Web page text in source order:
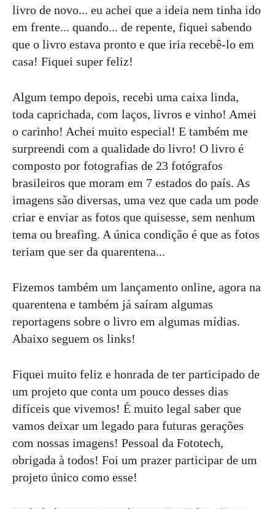
livro de novo... eu achei que a ideia nem tinha ido
em frente... quando... de repente, fiquei sabendo
que o livro estava pronto e que iria recebê-lo em
casa! Fiquei super feliz!
Algum tempo depois, recebi uma caixa linda,
toda caprichada, com laços, livros e vinho! Amei
o carinho! Achei muito especial! E também me
surpreendi com a qualidade do livro! O livro é
composto por fotografias de 23 fotógrafos
brasileiros que moram em 7 estados do país. As
imagens são diversas, uma vez que cada um pode
criar e enviar as fotos que quisesse, sem nenhum
tema ou breafing. A única condição é que as fotos
teriam que ser da quarentena...
Fizemos também um lançamento online, agora na
quarentena e também já saíram algumas
reportagens sobre o livro em algumas mídias.
Abaixo seguem os links!
Fiquei muito feliz e honrada de ter participado de
um projeto que conta um pouco desses dias
difíceis que vivemos! É muito legal saber que
vamos deixar um legado para futuras gerações
com nossas imagens! Pessoal da Fototech,
obrigada à todos! Foi um prazer participar de um
projeto único como esse!